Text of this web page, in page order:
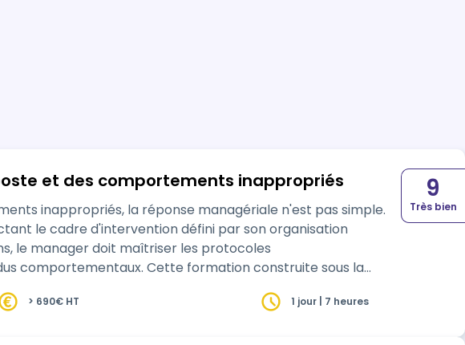
et des comportements inappropriés
inappropriés, la réponse managériale n'est pas simple.
le cadre d'intervention défini par son organisation
le manager doit maîtriser les protocoles
comportementaux. Cette formation construite sous la
9
Très bien
> 690€ HT 1 jour | 7 heures